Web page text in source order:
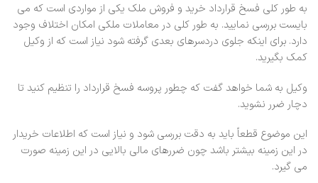
به طور کلی فسخ قرارداد خرید و فروش ملک یکی از مواردی است که می
بایست بررسی نمایید. به طور کلی در معاملات ملکی امکان اختلاف وجود
دارد. برای اینکه جلوی دردسرهای بعدی گرفته شود نیاز است که از وکیل
کمک بگیرید.
وکیل به شما خواهد گفت که چطور پروسه فسخ قرارداد را تنظیم کنید تا
دچار ضرر نشوید.
این موضوع قطعاً باید به دقت بررسی شود و نیاز است که اطلاعات خریدار
در این زمینه بیشتر باشد چون ضررهای مالی بالایی در این زمینه صورت
می گیرد.